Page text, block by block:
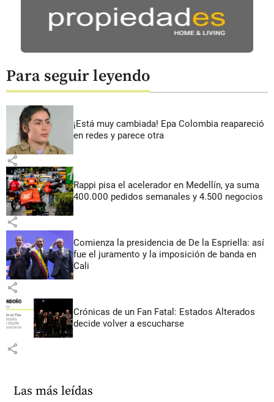
Para seguir leyendo
¡Está muy cambiada! Epa Colombia reapareció
en redes y parece otra
share
Rappi pisa el acelerador en Medellín, ya suma
400.000 pedidos semanales y 4.500 negocios
share
Comienza la presidencia de De la Espriella: así
fue el juramento y la imposición de banda en
Cali
share
Crónicas de un Fan Fatal: Estados Alterados
decide volver a escucharse
share
Las más leídas